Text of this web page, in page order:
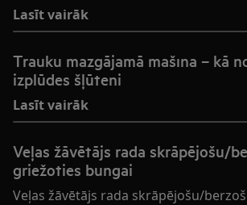
Lasīt vairāk
Trauku mazgājamā mašīna – kā
izplūdes šļūteni
Lasīt vairāk
Veļas žāvētājs rada skrāpējošu/
griežoties bungai
Veļas žāvētājs rada skrāpējošu/